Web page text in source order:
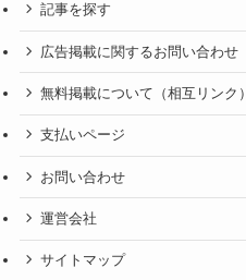
記事を探す
広告掲載に関するお問い合わせ
無料掲載について（相互リンク）
支払いページ
お問い合わせ
運営会社
サイトマップ